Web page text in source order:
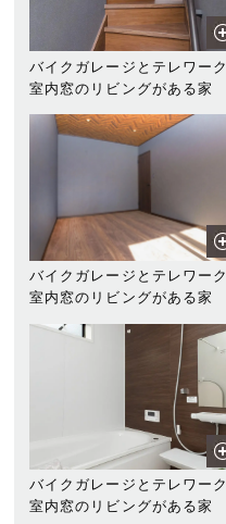
バイクガレージとテレワーク
室内窓のリビングがある家
バイクガレージとテレワーク
室内窓のリビングがある家
バイクガレージとテレワーク
室内窓のリビングがある家